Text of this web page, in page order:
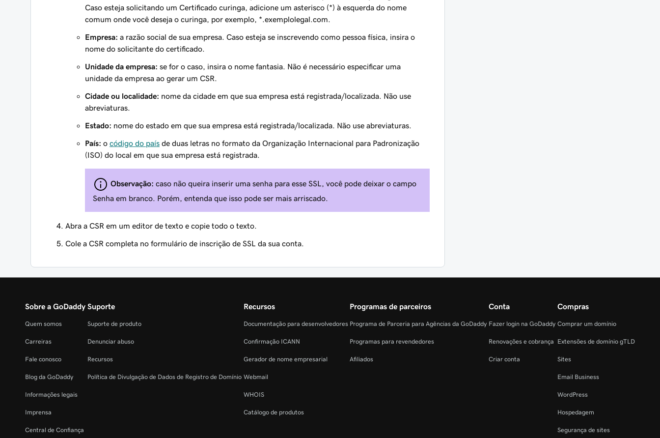
Caso esteja solicitando um Certificado curinga, adicione um asterisco (*) à esquerda do nome
comum onde você deseja o curinga, por exemplo, *.exemplolegal.com
Empresa: a razão social de sua empresa. Caso esteja se inscrevendo como pessoa física, insira o
nome do solicitante do certificado.
Unidade da empresa: se for o caso, insira o nome fantasia. Não é necessário especificar uma
unidade da empresa ao gerar um CSR.
Cidade ou localidade: nome da cidade em que sua empresa está registrada/localizada. Não use
abreviaturas.
Estado: nome do estado em que sua empresa está registrada/localizada. Não use abreviaturas.
País: o código do país de duas letras no formato da Organização Internacional para Padronização
(ISO) do local em que sua empresa está registrada.
Observação: caso não queira inserir uma senha para esse SSL, você pode deixar o campo
Senha em branco. Porém, entenda que isso pode ser mais arriscado.
Abra a CSR em um editor de texto e copie todo o texto.
Cole a CSR completa no formulário de inscrição de SSL da sua conta.
Sobre a GoDaddy
Quem somos
Carreiras
Fale conosco
Blog da GoDaddy
Informações legais
Imprensa
Central de Confiança
Suporte
Suporte de produto
Denunciar abuso
Recursos
Política de Divulgação de Dados de Registro de Domínio
Recursos
Documentação para desenvolvedores
Confirmação ICANN
Gerador de nome empresarial
Webmail
WHOIS
Catálogo de produtos
Programas de parceiros
Programa de Parceria para Agências da GoDaddy
Programas para revendedores
Afiliados
Conta
Fazer login na GoDaddy
Renovações e cobrança
Criar conta
Compras
Comprar um domínio
Extensões de domínio gTLD
Sites
Email Business
WordPress
Hospedagem
Segurança de sites